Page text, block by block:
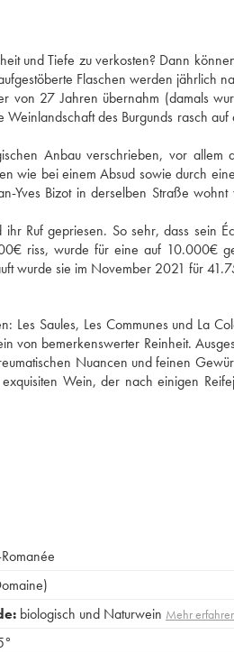
und Tiefe zu verkosten? Dann
Flaschen werden jährlich
von 27 Jahren übernahm (damals
des Burgunds rasch auf
Anbau verschrieben, vor allem
wie bei einem Absud sowie durch
Yves Bizot in derselben Straße wohnt
Ruf gepriesen. So sehr, dass sein
riss, wurde für eine auf 10.000€
wurde sie im November 2021 für
Les Saules, Les Communes und La
von bemerkenswerter Reinheit.
Nuancen und feinen
Wein, der nach einigen
biologisch und Naturwein Mehr